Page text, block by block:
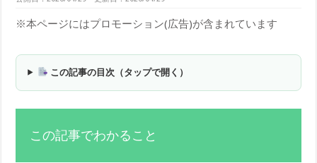
※本ページにはプロモーション(広告)が含まれています
この記事の目次（タップで開く）
この記事でわかること